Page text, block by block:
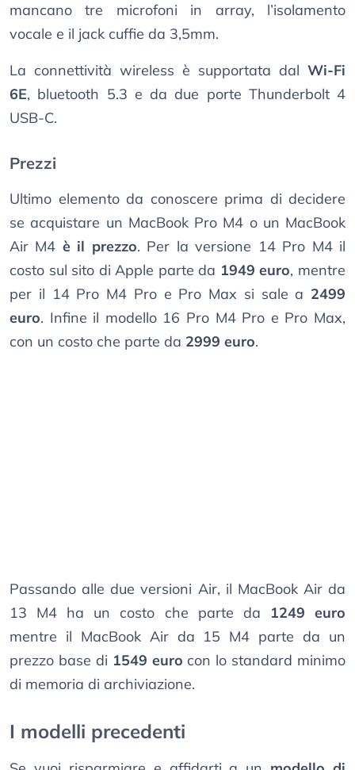
mancano tre microfoni in array, l’isolamento
vocale e il jack cuffie da 3,5mm.
La connettività wireless è supportata dal Wi-Fi
6E, bluetooth 5.3 e da due porte Thunderbolt 4
USB-C.
Prezzi
Ultimo elemento da conoscere prima di decidere
se acquistare un MacBook Pro M4 o un MacBook
Air M4 è il prezzo. Per la versione 14 Pro M4 il
costo sul sito di Apple parte da 1949 euro, mentre
per il 14 Pro M4 Pro e Pro Max si sale a 2499
euro. Infine il modello 16 Pro M4 Pro e Pro Max,
con un costo che parte da 2999 euro.
Passando alle due versioni Air, il MacBook Air da
13 M4 ha un costo che parte da 1249 euro
mentre il MacBook Air da 15 M4 parte da un
prezzo base di 1549 euro con lo standard minimo
di memoria di archiviazione.
I modelli precedenti